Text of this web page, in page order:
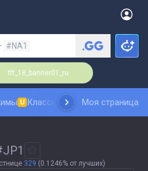
#NA1
tft_18_banner01_ru
U Классика N Рейтинг скинов
Моя страница
JP1
329 (0.1246% от лучших)